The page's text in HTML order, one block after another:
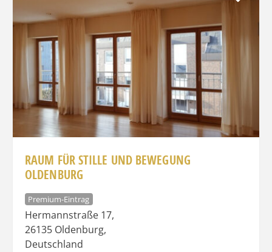
RAUM FÜR STILLE UND BEWEGUNG
OLDENBURG
Premium-Eintrag
Hermannstraße 17,
26135 Oldenburg,
Deutschland